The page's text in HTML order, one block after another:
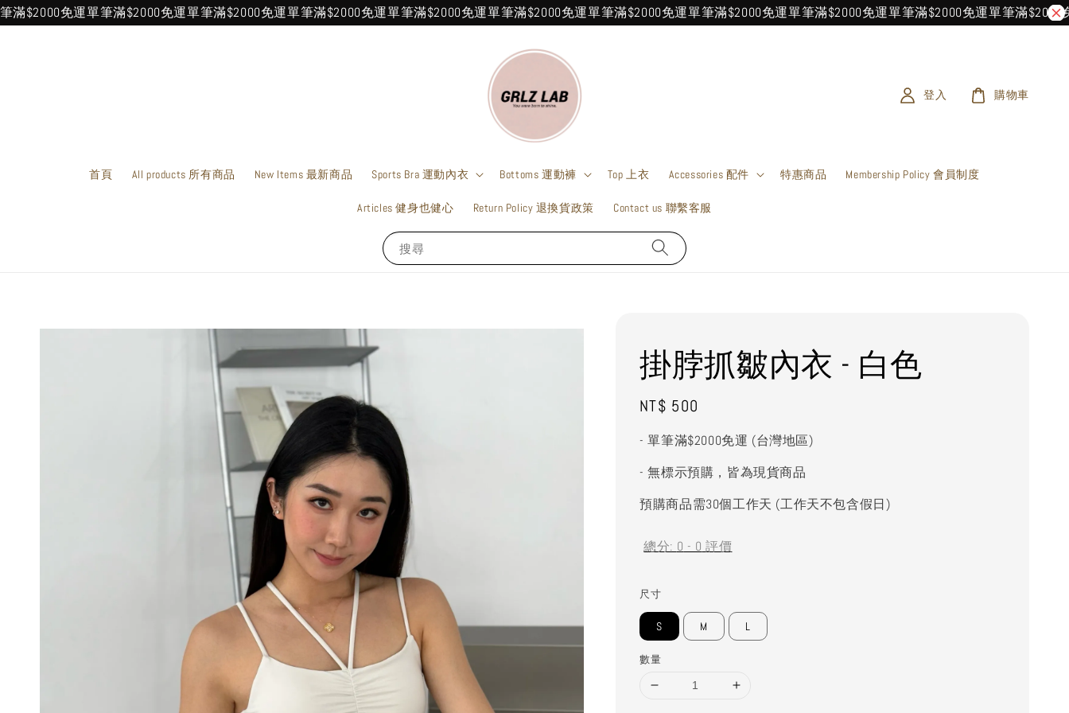
免運單筆滿$2000免運單筆滿$2000免運單筆滿$2000免運單筆滿$2000免運單筆滿$2000免運單筆滿$2000免運單筆滿$2000免運單筆滿$2000免運單筆滿$2000免運單筆滿$2000免運
搜尋
首頁 All products 所有商品 New Items 最新商品 Sports Bra 運動內衣 Bottoms 運動褲 Top 上衣 Accessories 配件 特惠商品 Membership Policy 會員制度
Articles 健身也健心 Return Policy 退換貨政策 Contact us 聯繫客服
登入 購物車
掛脖抓皺內衣 - 白色
Regular
price
NT$ 500
- 單筆滿$2000免運 (台灣地區)
- 無標示預購，皆為現貨商品
預購商品需30個工作天 (工作天不包含假日)
總分: 0 - 0 評價
尺寸
S M L
數量